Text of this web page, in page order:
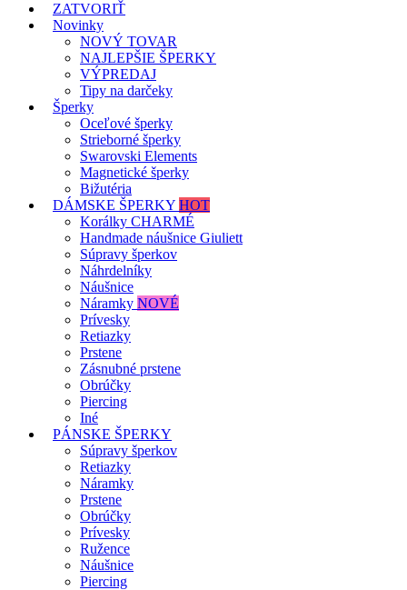
ZATVORIŤ
Novinky
NOVÝ TOVAR
NAJLEPŠIE ŠPERKY
VÝPREDAJ
Tipy na darčeky
Šperky
Oceľové šperky
Strieborné šperky
Swarovski Elements
Magnetické šperky
Bižutéria
DÁMSKE ŠPERKY HOT
Korálky CHARMÉ
Handmade náušnice Giuliett
Súpravy šperkov
Náhrdelníky
Náušnice
Náramky NOVÉ
Prívesky
Retiazky
Prstene
Zásnubné prstene
Obrúčky
Piercing
Iné
PÁNSKE ŠPERKY
Súpravy šperkov
Retiazky
Náramky
Prstene
Obrúčky
Prívesky
Ružence
Náušnice
Piercing